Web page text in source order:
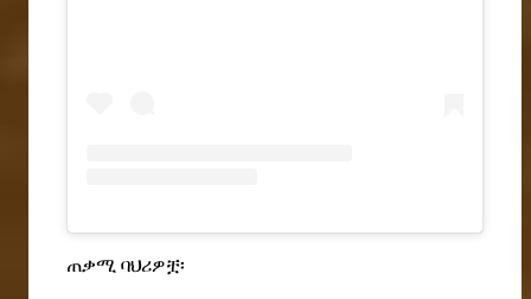
ጠቃሚ ባህሪዎቿ፡